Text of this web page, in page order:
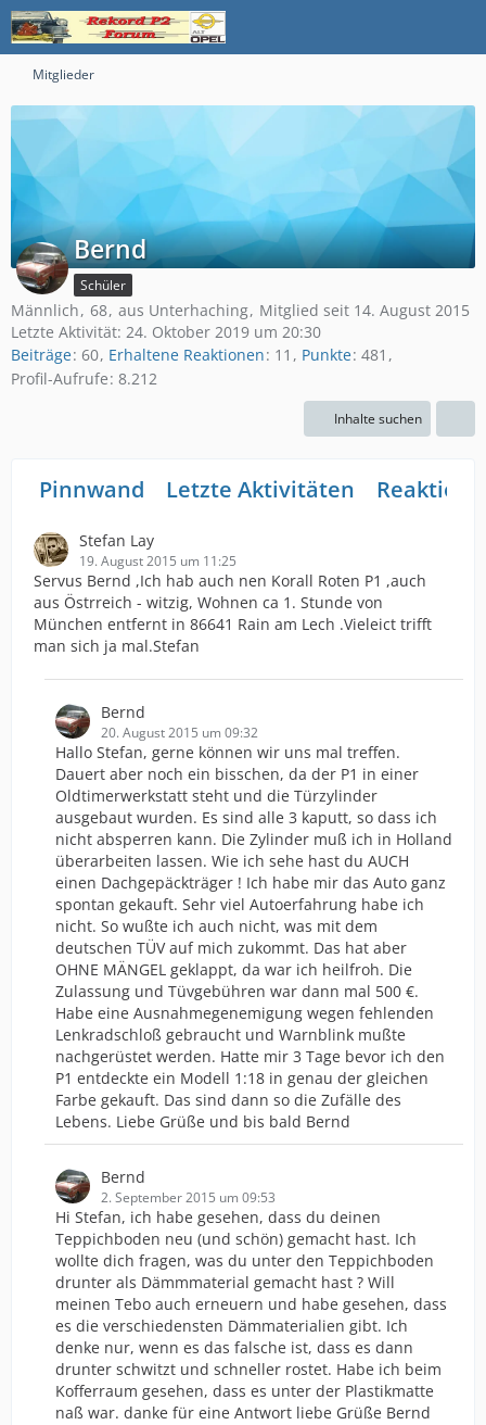
Mitglieder
Bernd
Schüler
Männlich 68 aus Unterhaching Mitglied seit 14. August 2015
Letzte Aktivität: 24. Oktober 2019 um 20:30
Beiträge 60 Erhaltene Reaktionen 11 Punkte 481
Profil-Aufrufe 8.212
Inhalte suchen
Pinnwand Letzte Aktivitäten
Stefan Lay
19. August 2015 um 11:25
Servus Bernd ,Ich hab auch nen Korall Roten P1 ,auch
aus Östrreich - witzig, Wohnen ca 1. Stunde von
München entfernt in 86641 Rain am Lech .Vieleict trifft
man sich ja mal.Stefan
Bernd
20. August 2015 um 09:32
Hallo Stefan, gerne können wir uns mal treffen.
Dauert aber noch ein bisschen, da der P1 in einer
Oldtimerwerkstatt steht und die Türzylinder
ausgebaut wurden. Es sind alle 3 kaputt, so dass ich
nicht absperren kann. Die Zylinder muß ich in Holland
überarbeiten lassen. Wie ich sehe hast du AUCH
einen Dachgepäckträger ! Ich habe mir das Auto ganz
spontan gekauft. Sehr viel Autoerfahrung habe ich
nicht. So wußte ich auch nicht, was mit dem
deutschen TÜV auf mich zukommt. Das hat aber
OHNE MÄNGEL geklappt, da war ich heilfroh. Die
Zulassung und Tüvgebühren war dann mal 500 €.
Habe eine Ausnahmegenemigung wegen fehlenden
Lenkradschloß gebraucht und Warnblink mußte
nachgerüstet werden. Hatte mir 3 Tage bevor ich den
P1 entdeckte ein Modell 1:18 in genau der gleichen
Farbe gekauft. Das sind dann so die Zufälle des
Lebens. Liebe Grüße und bis bald Bernd
Bernd
2. September 2015 um 09:53
Hi Stefan, ich habe gesehen, dass du deinen
Teppichboden neu (und schön) gemacht hast. Ich
wollte dich fragen, was du unter den Teppichboden
drunter als Dämmmaterial gemacht hast ? Will
meinen Tebo auch erneuern und habe gesehen, dass
es die verschiedensten Dämmaterialien gibt. Ich
denke nur, wenn es das falsche ist, dass es dann
drunter schwitzt und schneller rostet. Habe ich beim
Kofferraum gesehen, dass es unter der Plastikmatte
naß war. danke für eine Antwort liebe Grüße Bernd